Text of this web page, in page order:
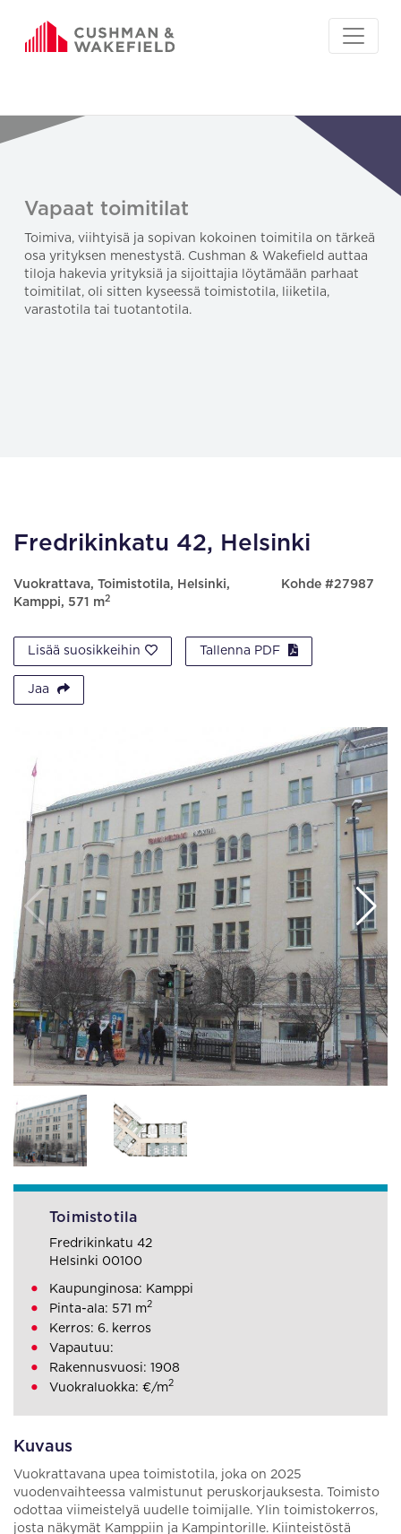
Vapaat toimitilat
Toimiva, viihtyisä ja sopivan kokoinen toimitila on tärkeä
osa yrityksen menestystä. Cushman & Wakefield auttaa
tiloja hakevia yrityksiä ja sijoittajia löytämään parhaat
toimitilat, oli sitten kyseessä toimistotila, liiketila,
varastotila tai tuotantotila.
Fredrikinkatu 42, Helsinki
Vuokrattava, Toimistotila, Helsinki,
Kamppi, 571 m2
Kohde #27987
Lisää suosikkeihin Tallenna PDF
Jaa
Kuvaus
Vuokrattavana upea toimistotila, joka on 2025
vuodenvaihteessa valmistunut peruskorjauksesta. Toimisto
odottaa viimeistelyä uudelle toimijalle. Ylin toimistokerros,
josta näkymät Kamppiin ja Kampintorille. Kiinteistöstä
Toimistotila
Fredrikinkatu 42
Helsinki 00100
Kaupunginosa: Kamppi
Pinta-ala: 571 m2
Kerros: 6. kerros
Vapautuu:
Rakennusvuosi: 1908
Vuokraluokka: €/m2